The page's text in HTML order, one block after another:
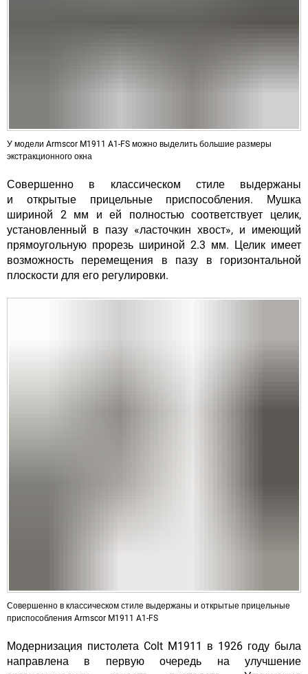
У модели Armscor M1911 A1-FS можно выделить большие размеры
экстракционного окна
Совершенно в классическом стиле выдержаны
и открытые прицельные приспособления. Мушка
шириной 2 мм и ей полностью соответствует целик,
установленный в пазу «ласточкин хвост», и имеющий
прямоугольную прорезь шириной 2.3 мм. Целик имеет
возможность перемещения в пазу в горизонтальной
плоскости для его регулировки.
Совершенно в классическом стиле выдержаны и открытые прицельные
приспособления Armscor M1911 A1-FS
Модернизация пистолета Colt M1911 в 1926 году была
направлена в первую очередь на улучшение